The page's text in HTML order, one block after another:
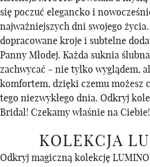
się poczuć elegancko i
najważniejszych dni swojego
dopracowane kroje i subtelne
Panny Młodej. Każda suknia
zachwycać - nie tylko wyglądem,
komfortem, dzięki czemu możesz
tego niezwykłego dnia. Odkryj
Bridal! Czekamy właśnie na Ciebie!
KOLEKCJA
Odkryj magiczną kolekcję